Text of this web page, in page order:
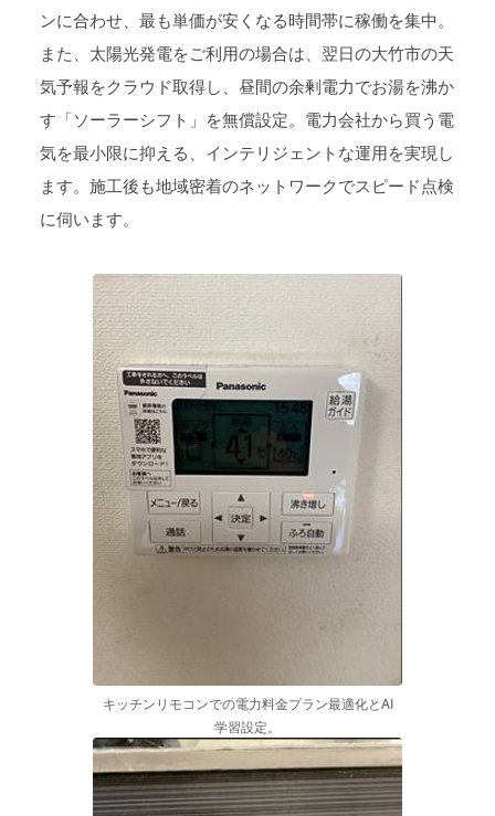
ンに合わせ、最も単価が安くなる時間帯に稼働を集中。
また、太陽光発電をご利用の場合は、翌日の大竹市の天
気予報をクラウド取得し、昼間の余剰電力でお湯を沸か
す「ソーラーシフト」を無償設定。電力会社から買う電
気を最小限に抑える、インテリジェントな運用を実現し
ます。施工後も地域密着のネットワークでスピード点検
に伺います。
キッチンリモコンでの電力料金プラン最適化とAI
学習設定。